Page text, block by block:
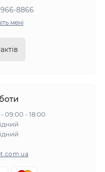
8866
мені
09:00 - 18:00